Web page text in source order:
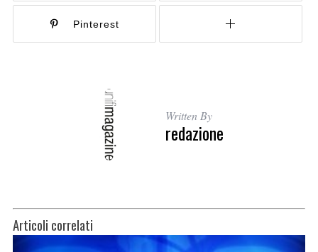
Pinterest
Written By
redazione
Articoli correlati